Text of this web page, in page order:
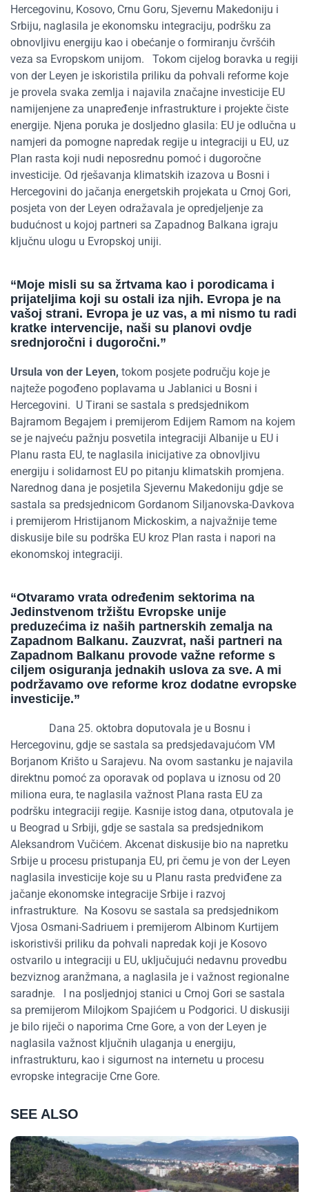
Hercegovinu, Kosovo, Crnu Goru, Sjevernu Makedoniju i
Srbiju, naglasila je ekonomsku integraciju, podršku za
obnovljivu energiju kao i obećanje o formiranju čvršćih
veza sa Evropskom unijom.
Tokom cijelog boravka u regiji
von der Leyen je iskoristila priliku da pohvali reforme koje
je provela svaka zemlja i najavila značajne investicije EU
namijenjene za unapređenje infrastrukture i projekte čiste
energije. Njena poruka je dosljedno glasila: EU je odlučna u
namjeri da pomogne napredak regije u integraciji u EU, uz
Plan rasta koji nudi neposrednu pomoć i dugoročne
investicije. Od rješavanja klimatskih izazova u Bosni i
Hercegovini do jačanja energetskih projekata u Crnoj Gori,
posjeta von der Leyen odražavala je opredjeljenje za
budućnost u kojoj partneri sa Zapadnog Balkana igraju
ključnu ulogu u Evropskoj uniji.
“Moje misli su sa žrtvama kao i porodicama i
prijateljima koji su ostali iza njih. Evropa je na
vašoj strani. Evropa je uz vas, a mi nismo tu radi
kratke intervencije, naši su planovi ovdje
srednjoročni i dugoročni.”
Ursula von der Leyen, tokom posjete području koje je
najteže pogođeno poplavama u Jablanici u Bosni i
Hercegovini. U Tirani se sastala s predsjednikom
Bajramom Begajem i premijerom Edijem Ramom na kojem
se je najveću pažnju posvetila integraciji Albanije u EU i
Planu rasta EU, te naglasila inicijative za obnovljivu
energiju i solidarnost EU po pitanju klimatskih promjena.
Narednog dana je posjetila Sjevernu Makedoniju gdje se
sastala sa predsjednicom Gordanom Siljanovska-Davkova
i premijerom Hristijanom Mickoskim, a najvažnije teme
diskusije bile su podrška EU kroz Plan rasta i napori na
ekonomskoj integraciji.
“Otvaramo vrata određenim sektorima na
Jedinstvenom tržištu Evropske unije
preduzećima iz naših partnerskih zemalja na
Zapadnom Balkanu. Zauzvrat, naši partneri na
Zapadnom Balkanu provode važne reforme s
ciljem osiguranja jednakih uslova za sve. A mi
podržavamo ove reforme kroz dodatne evropske
investicije.”
Dana 25. oktobra doputovala je u Bosnu i
Hercegovinu, gdje se sastala sa predsjedavajućom VM
Borjanom Krišto u Sarajevu. Na ovom sastanku je najavila
direktnu pomoć za oporavak od poplava u iznosu od 20
miliona eura, te naglasila važnost Plana rasta EU za
podršku integraciji regije. Kasnije istog dana, otputovala je
u Beograd u Srbiji, gdje se sastala sa predsjednikom
Aleksandrom Vučićem. Akcenat diskusije bio na napretku
Srbije u procesu pristupanja EU, pri čemu je von der Leyen
naglasila investicije koje su u Planu rasta predviđene za
jačanje ekonomske integracije Srbije i razvoj
infrastrukture. Na Kosovu se sastala sa predsjednikom
Vjosa Osmani-Sadriuem i premijerom Albinom Kurtijem
iskoristivši priliku da pohvali napredak koji je Kosovo
ostvarilo u integraciji u EU, uključujući nedavnu provedbu
bezviznog aranžmana, a naglasila je i važnost regionalne
saradnje.
I na posljednjoj stanici u Crnoj Gori se sastala
sa premijerom Milojkom Spajićem u Podgorici. U diskusiji
je bilo riječi o naporima Crne Gore, a von der Leyen je
naglasila važnost ključnih ulaganja u energiju,
infrastrukturu, kao i sigurnost na internetu u procesu
evropske integracije Crne Gore.
SEE ALSO